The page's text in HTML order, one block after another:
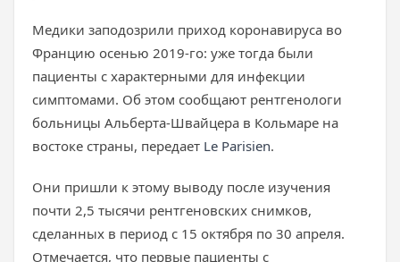
Медики заподозрили приход коронавируса во
Францию осенью 2019-го: уже тогда были
пациенты с характерными для инфекции
симптомами. Об этом сообщают рентгенологи
больницы Альберта-Швайцера в Кольмаре на
востоке страны, передает Le Parisien.
Они пришли к этому выводу после изучения
почти 2,5 тысячи рентгеновских снимков,
сделанных в период с 15 октября по 30 апреля.
Отмечается, что первые пациенты с